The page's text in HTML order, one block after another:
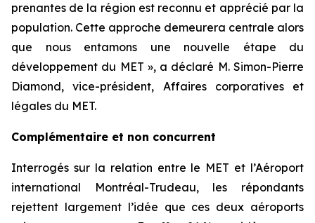
prenantes de la région est reconnu et apprécié par la
population. Cette approche demeurera centrale alors
que nous entamons une nouvelle étape du
développement du MET », a déclaré M. Simon-Pierre
Diamond, vice-président, Affaires corporatives et
légales du MET.
Complémentaire et non concurrent
Interrogés sur la relation entre le MET et l’Aéroport
international Montréal-Trudeau, les répondants
rejettent largement l’idée que ces deux aéroports